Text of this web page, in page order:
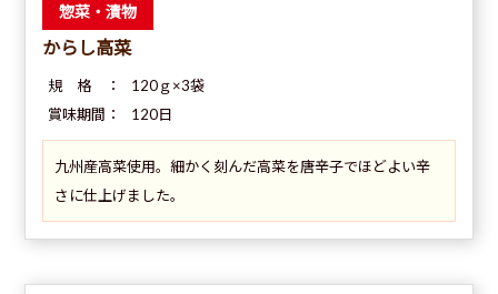
惣菜・漬物
からし高菜
規 格 ：
120ｇ×3袋
賞味期間：
120日
九州産高菜使用。細かく刻んだ高菜を唐辛子でほどよい辛
さに仕上げました。